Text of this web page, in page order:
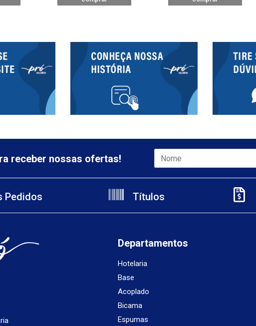
receber nossas ofertas!
Pedidos Títulos
Departamentos
Hotelaria
Base
Acoplado
Bicama
Espumas